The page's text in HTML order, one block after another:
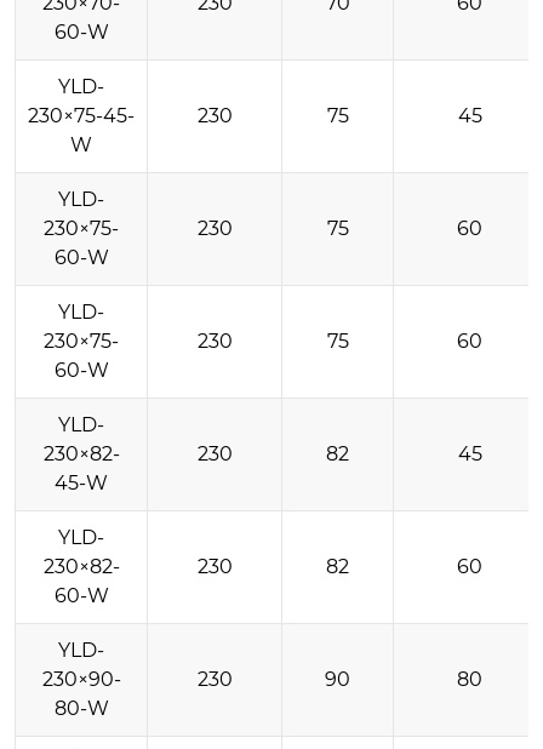
60-W
YLD-
230×75-45-
W
230 75 45
YLD-
230×75-
60-W
230 75 60
YLD-
230×75-
60-W
230 75 60
YLD-
230×82-
45-W
230 82 45
YLD-
230×82-
60-W
230 82 60
YLD-
230×90-
80-W
230 90 80